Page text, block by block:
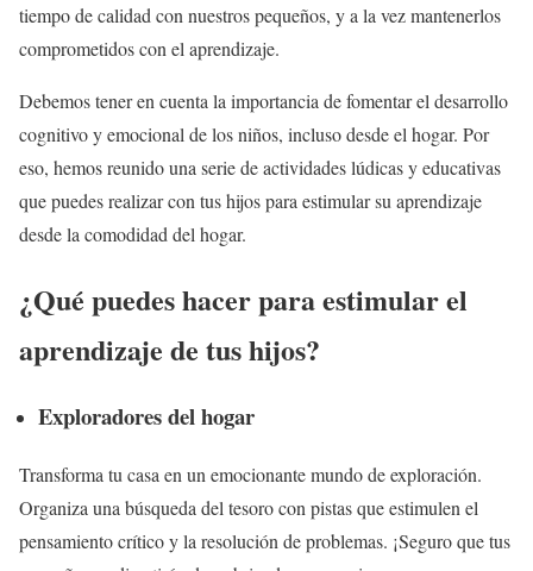
tiempo de calidad con nuestros pequeños, y a la vez mantenerlos
comprometidos con el aprendizaje.
Debemos tener en cuenta la importancia de fomentar el desarrollo
cognitivo y emocional de los niños, incluso desde el hogar. Por
eso, hemos reunido una serie de actividades lúdicas y educativas
que puedes realizar con tus hijos para estimular su aprendizaje
desde la comodidad del hogar.
¿Qué puedes hacer para estimular el
aprendizaje de tus hijos?
Exploradores del hogar
Transforma tu casa en un emocionante mundo de exploración.
Organiza una búsqueda del tesoro con pistas que estimulen el
pensamiento crítico y la resolución de problemas. ¡Seguro que tus